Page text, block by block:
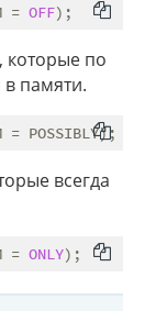
= OFF
по
памяти.
всегда
= ONLY